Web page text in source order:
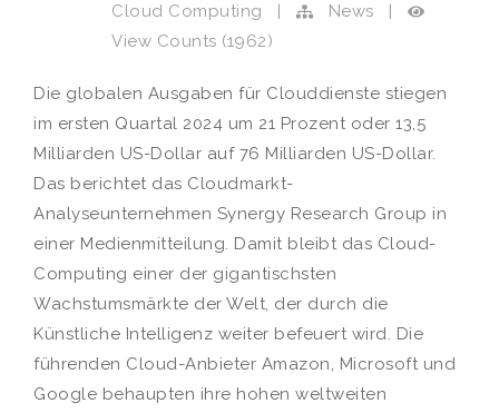
Cloud Computing
| News
|
View Counts (1962)
Die globalen Ausgaben für Clouddienste stiegen
im ersten Quartal 2024 um 21 Prozent oder 13,5
Milliarden US-Dollar auf 76 Milliarden US-Dollar.
Das berichtet das Cloudmarkt-
Analyseunternehmen Synergy Research Group in
einer Medienmitteilung. Damit bleibt das Cloud-
Computing einer der gigantischsten
Wachstumsmärkte der Welt, der durch die
Künstliche Intelligenz weiter befeuert wird. Die
führenden Cloud-Anbieter Amazon, Microsoft und
Google behaupten ihre hohen weltweiten